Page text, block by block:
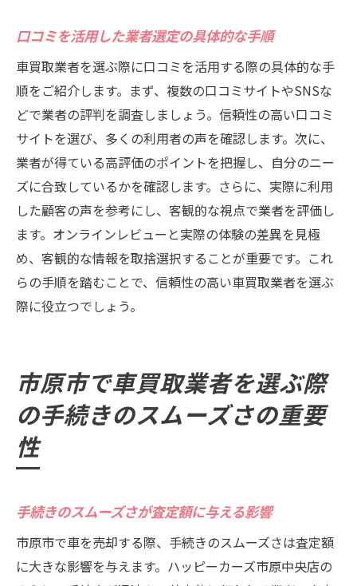
口コミを活用した業者選定の具体的な手順
車買取業者を選ぶ際に口コミを活用する際の具体的な手
順をご紹介します。まず、複数の口コミサイトやSNSな
どで業者の評判を調査しましょう。信頼性の高い口コミ
サイトを選び、多くの利用者の声を確認します。次に、
業者が得ている高評価のポイントを把握し、自分のニー
ズに合致しているかを確認します。さらに、実際に利用
した顧客の声を参考にし、客観的な視点で業者を評価し
ます。オンラインレビューと実際の体験の差異を見極
め、客観的な情報を取捨選択することが重要です。これ
らの手順を踏むことで、信頼性の高い車買取業者を選ぶ
際に役立つでしょう。
市原市で車買取業者を選ぶ際
の手続きのスムーズさの重要
性
手続きのスムーズさが査定額に与える影響
市原市で車を売却する際、手続きのスムーズさは査定額
に大きな影響を与えます。ハッピーカーズ市原中央店の